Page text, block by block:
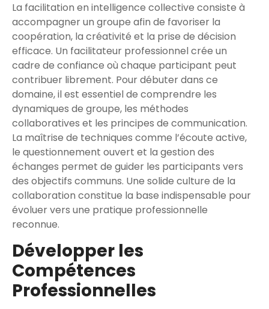
La facilitation en intelligence collective consiste à
accompagner un groupe afin de favoriser la
coopération, la créativité et la prise de décision
efficace. Un facilitateur professionnel crée un
cadre de confiance où chaque participant peut
contribuer librement. Pour débuter dans ce
domaine, il est essentiel de comprendre les
dynamiques de groupe, les méthodes
collaboratives et les principes de communication.
La maîtrise de techniques comme l’écoute active,
le questionnement ouvert et la gestion des
échanges permet de guider les participants vers
des objectifs communs. Une solide culture de la
collaboration constitue la base indispensable pour
évoluer vers une pratique professionnelle
reconnue.
Développer les
Compétences
Professionnelles